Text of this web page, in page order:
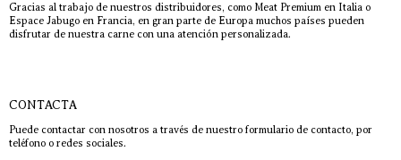
Gracias al trabajo de nuestros distribuidores, como Meat Premium en Italia o
Espace Jabugo en Francia, en gran parte de Europa muchos países pueden
disfrutar de nuestra carne con una atención personalizada.
CONTACTA
Puede contactar con nosotros a través de nuestro formulario de contacto, por
teléfono o redes sociales.